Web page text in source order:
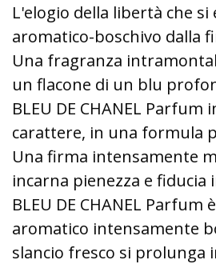
L'elogio della libertà che
aromatico-boschivo dalla
Una fragranza
un flacone di un blu
BLEU DE CHANEL Parfum
carattere, in una formula
Una firma intensamente
incarna pienezza e fiducia
BLEU DE CHANEL
aromatico intensamente
slancio fresco si prolunga